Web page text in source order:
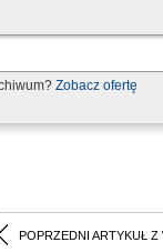
Zobacz ofertę
POPRZEDNI ARTYKUŁ Z